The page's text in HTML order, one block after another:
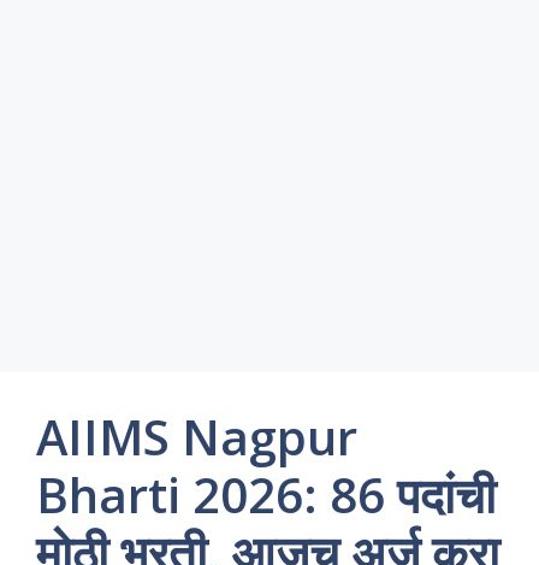
AIIMS Nagpur
Bharti 2026: 86 पदांची